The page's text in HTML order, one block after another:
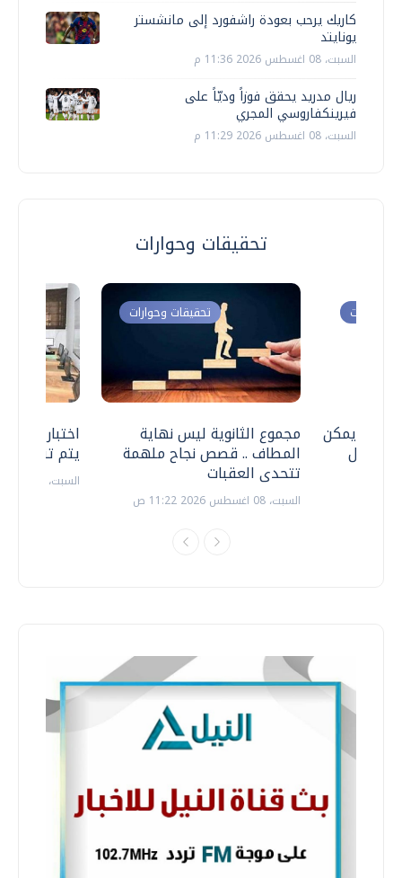
كاريك يرحب بعودة راشفورد إلى مانشستر
يونايتد
السبت، 08 اغسطس 2026 11:36 م
ريال مدريد يحقق فوزاً وديّاً على
فيرينكفاروسي المجري
السبت، 08 اغسطس 2026 11:29 م
تحقيقات وحوارات
اختبارات
يتم
السبت، 18 يوليو 2026 09:22 ص
تحقيقات وحوارات
مجموع الثانوية ليس نهاية
المطاف .. قصص نجاح ملهمة
تتحدى العقبات
السبت، 08 اغسطس 2026 11:22 ص
وحوارات
.. هل يمكن
نتعامل